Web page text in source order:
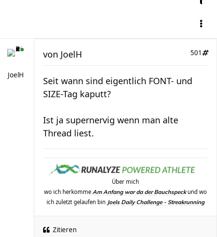
JoelH
501
von JoelH
Seit wann sind eigentlich FONT- und
SIZE-Tag kaputt?
Ist ja supernervig wenn man alte
Thread liest.
Über mich
wo ich herkomme Am Anfang war da der Bauchspeckund wo
ich zuletzt gelaufen bin Joels Daily Challenge - Streakrunning
Zitieren